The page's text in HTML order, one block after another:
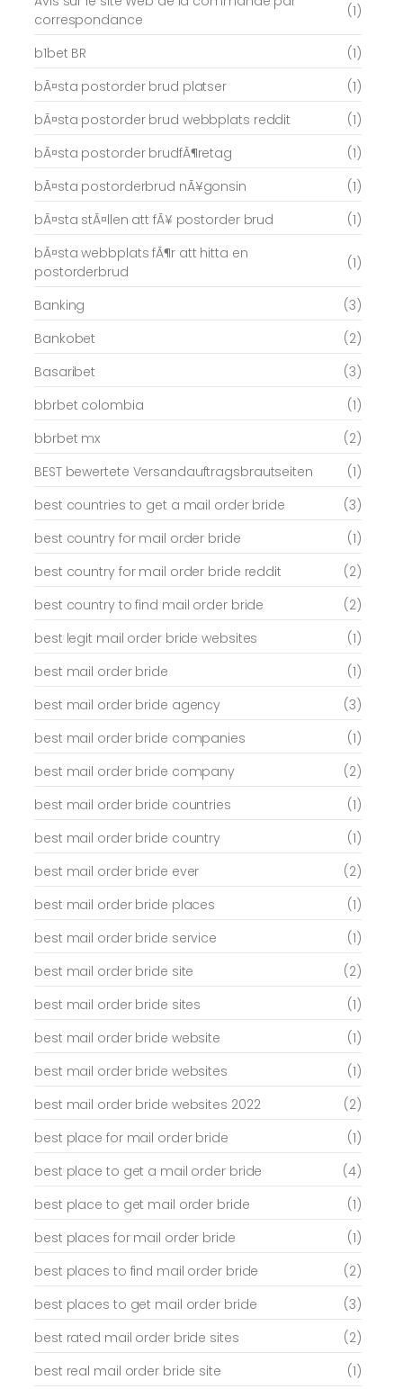
correspondance
(1)
b1bet BR
(1)
bÃ¤sta postorder brud platser
(1)
bÃ¤sta postorder brud webbplats reddit
(1)
bÃ¤sta postorder brudfÃ¶retag
(1)
bÃ¤sta postorderbrud nÃ¥gonsin
(1)
bÃ¤sta stÃ¤llen att fÃ¥ postorder brud
(1)
bÃ¤sta webbplats fÃ¶r att hitta en
postorderbrud
(1)
Banking
(3)
Bankobet
(2)
Basaribet
(3)
bbrbet colombia
(1)
bbrbet mx
(2)
BEST bewertete Versandauftragsbrautseiten
(1)
best countries to get a mail order bride
(3)
best country for mail order bride
(1)
best country for mail order bride reddit
(2)
best country to find mail order bride
(2)
best legit mail order bride websites
(1)
best mail order bride
(1)
best mail order bride agency
(3)
best mail order bride companies
(1)
best mail order bride company
(2)
best mail order bride countries
(1)
best mail order bride country
(1)
best mail order bride ever
(2)
best mail order bride places
(1)
best mail order bride service
(1)
best mail order bride site
(2)
best mail order bride sites
(1)
best mail order bride website
(1)
best mail order bride websites
(1)
best mail order bride websites 2022
(2)
best place for mail order bride
(1)
best place to get a mail order bride
(4)
best place to get mail order bride
(1)
best places for mail order bride
(1)
best places to find mail order bride
(2)
best places to get mail order bride
(3)
best rated mail order bride sites
(2)
best real mail order bride site
(1)